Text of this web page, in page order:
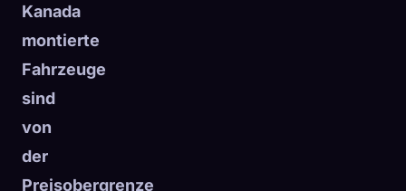
Kanada
montierte
Fahrzeuge
sind
von
der
Preisobergrenze